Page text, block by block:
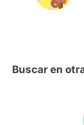
Buscar en